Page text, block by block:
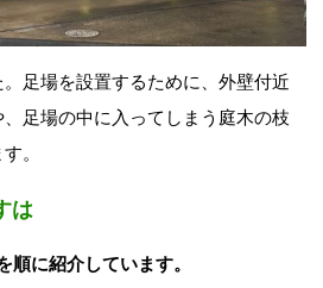
足場を設置するために、外壁付近
足場の中に入ってしまう庭木の枝
。
は
順に紹介しています。